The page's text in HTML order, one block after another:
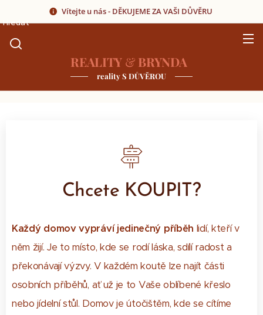
Vítejte u nás - DĚKUJEME ZA VAŠI DŮVĚRU
REALITY & BRYNDA
reality S DŮVĚROU
Hledat
Chcete KOUPIT?
Každý domov vypráví jedinečný příběh lidí, kteří v
něm žijí. Je to místo, kde se rodí láska, sdílí radost a
překonávají výzvy. V každém koutě lze najít části
osobních příběhů, ať už je to Vaše oblíbené křeslo
nebo jídelní stůl. Domov je útočištěm, kde se cítíme